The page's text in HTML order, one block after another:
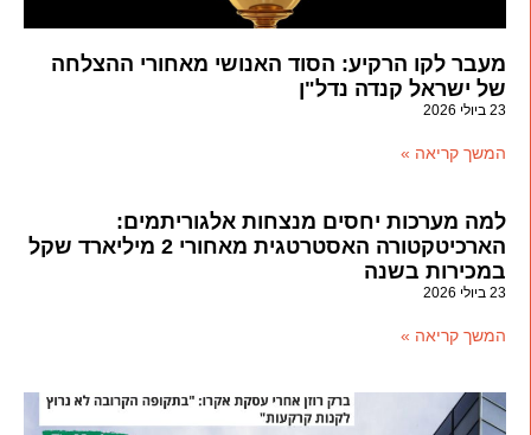
מעבר לקו הרקיע: הסוד האנושי מאחורי ההצלחה
של ישראל קנדה נדל"ן
23 ביולי 2026
המשך קריאה »
למה מערכות יחסים מנצחות אלגוריתמים:
הארכיטקטורה האסטרטגית מאחורי 2 מיליארד שקל
במכירות בשנה
23 ביולי 2026
המשך קריאה »